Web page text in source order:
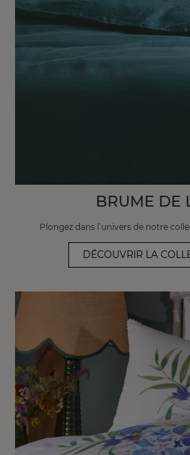
BRUME DE
Plongez dans l’univers de notre
DÉCOUVRIR LA